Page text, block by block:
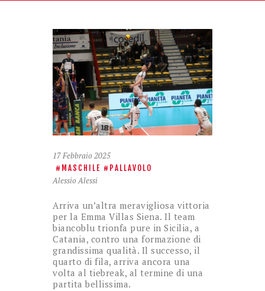
17 Febbraio 2025
MASCHILE PALLAVOLO
Alessio Alessi
Arriva un’altra meravigliosa vittoria
per la Emma Villas Siena. Il team
biancoblu trionfa pure in Sicilia, a
Catania, contro una formazione di
grandissima qualità. Il successo, il
quarto di fila, arriva ancora una
volta al tiebreak, al termine di una
partita bellissima.